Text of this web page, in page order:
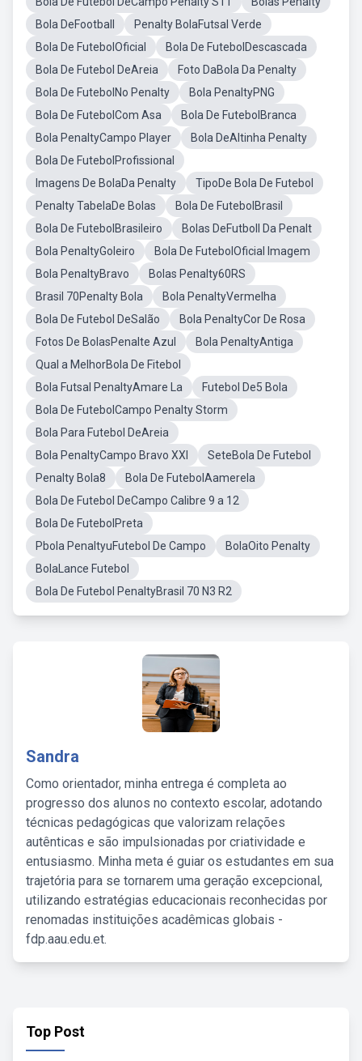
Bola DeFootball
Penalty BolaFutsal Verde
Bola De FutebolOficial
Bola De FutebolDescascada
Bola De Futebol DeAreia
Foto DaBola Da Penalty
Bola De FutebolNo Penalty
Bola PenaltyPNG
Bola De FutebolCom Asa
Bola De FutebolBranca
Bola PenaltyCampo Player
Bola DeAltinha Penalty
Bola De FutebolProfissional
Imagens De BolaDa Penalty
TipoDe Bola De Futebol
Penalty TabelaDe Bolas
Bola De FutebolBrasil
Bola De FutebolBrasileiro
Bolas DeFutboll Da Penalt
Bola PenaltyGoleiro
Bola De FutebolOficial Imagem
Bola PenaltyBravo
Bolas Penalty60RS
Brasil 70Penalty Bola
Bola PenaltyVermelha
Bola De Futebol DeSalão
Bola PenaltyCor De Rosa
Fotos De BolasPenalte Azul
Bola PenaltyAntiga
Qual a MelhorBola De Fitebol
Bola Futsal PenaltyAmare La
Futebol De5 Bola
Bola De FutebolCampo Penalty Storm
Bola Para Futebol DeAreia
Bola PenaltyCampo Bravo XXI
SeteBola De Futebol
Penalty Bola8
Bola De FutebolAamerela
Bola De Futebol DeCampo Calibre 9 a 12
Bola De FutebolPreta
Pbola PenaltyuFutebol De Campo
BolaOito Penalty
BolaLance Futebol
Bola De Futebol PenaltyBrasil 70 N3 R2
Sandra
Como orientador, minha entrega é completa ao
progresso dos alunos no contexto escolar, adotando
técnicas pedagógicas que valorizam relações
autênticas e são impulsionadas por criatividade e
entusiasmo. Minha meta é guiar os estudantes em sua
trajetória para se tornarem uma geração excepcional,
utilizando estratégias educacionais reconhecidas por
renomadas instituições acadêmicas globais -
fdp.aau.edu.et.
Top Post